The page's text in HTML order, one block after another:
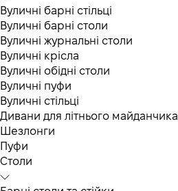
Вуличні барні стільці
Вуличні барні столи
Вуличні журнальні столи
Вуличні крісла
Вуличні обідні столи
Вуличні пуфи
Вуличні стільці
Дивани для літнього майданчика
Шезлонги
Пуфи
Столи